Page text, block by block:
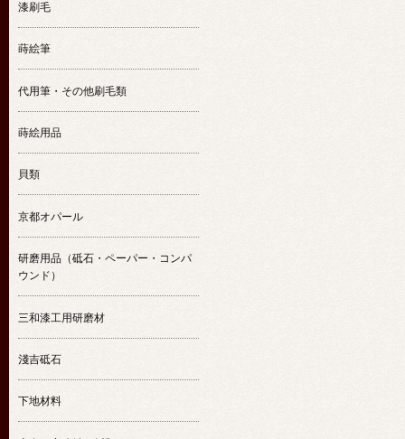
漆刷毛
蒔絵筆
代用筆・その他刷毛類
蒔絵用品
貝類
京都オパール
研磨用品（砥石・ペーパー・コンパ
ウンド）
三和漆工用研磨材
淺吉砥石
下地材料